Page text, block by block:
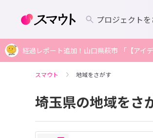
プロジェクト
経過レポート追加！山口県萩市 「【アイ
スマウト 地域をさがす
埼玉県の地域をさ